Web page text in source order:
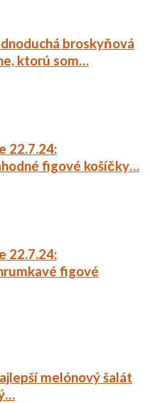
broskyňová
ktorú som…
22.7.24:
figové košíčky…
22.7.24:
figové
melónový šalát